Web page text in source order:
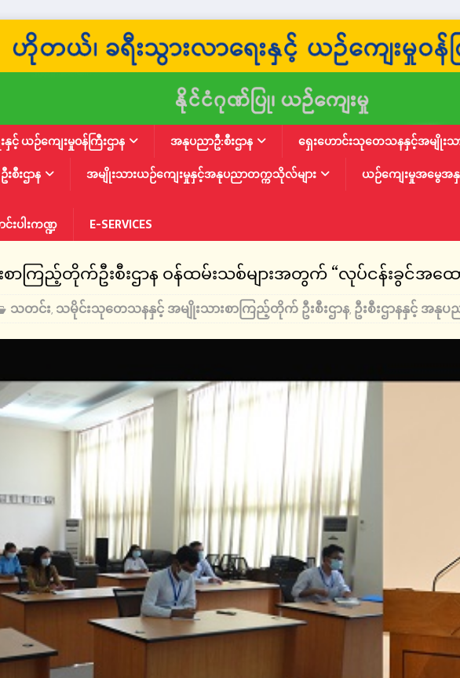
ယဉ်ကျေးမှုဝန်ကြီးဌာန အနုပညာဦ:စီးဌာန
ရှေးဟောင်းသုတေသနနှင့်အမျိုးသာ
းဌာန
အမျိုးသားယဉ်ကျေးမှုနှင့်အနုပညာတက္ကသိုလ်များ ယဉ်ကျေးမှုအမွေအနှ
းပါးကဏ္ဍ E-SERVICES
ာကြည့်တိုက်ဦးစီးဌာန ဝန်ထမ်းသစ်များအတွက် “လုပ်ငန်းခွင်အထ
သတင်း, သမိုင်းသုတေသနနှင့် အမျိုးသားစာကြည့်တိုက် ဦးစီးဌာန, ဦးစီးဌာနနှင့် အ